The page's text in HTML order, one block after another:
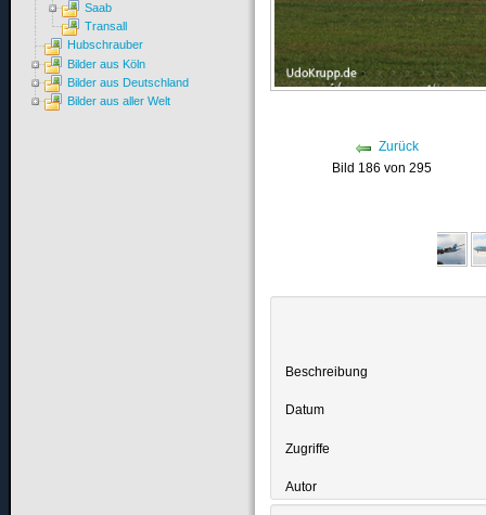
Zurück
Bild 186 von 295
Beschreibung
Datum
Zugriffe
Autor
Saab
Transall
Hubschrauber
Bilder aus Köln
Bilder aus Deutschland
Bilder aus aller Welt